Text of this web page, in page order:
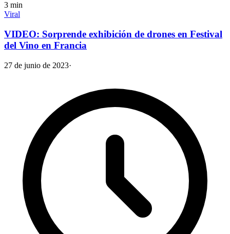
3 min
Viral
VIDEO: Sorprende exhibición de drones en Festival
del Vino en Francia
27 de junio de 2023·